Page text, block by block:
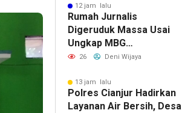
Impunitas
12 jam lalu
Rumah Jurnalis
Digeruduk Massa Usai
Ungkap MBG
Bermasalah, Istri dan
Intimidasi
26 Deni Wijaya
13 jam lalu
Polres Cianjur Hadirkan
Layanan Air Bersih, Desa